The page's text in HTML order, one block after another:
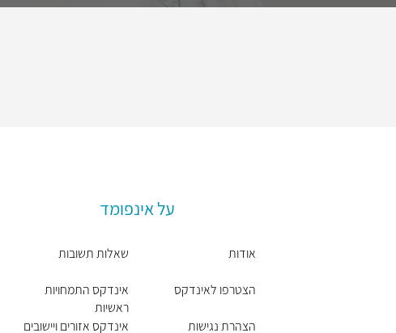
על אינפומד
אודות
הצטרפו לאינדקס
הצהרת נגישות
שאלות תשובות
אינדקס התמחויות
ראשיות
אינדקס אזורים ויישובים